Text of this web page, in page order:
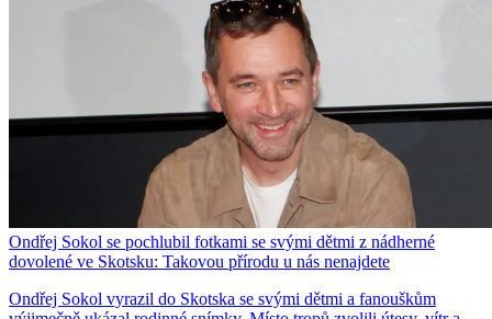
Ondřej Sokol se pochlubil fotkami se svými dětmi z nádherné
dovolené ve Skotsku: Takovou přírodu u nás nenajdete
Ondřej Sokol vyrazil do Skotska se svými dětmi a fanouškům